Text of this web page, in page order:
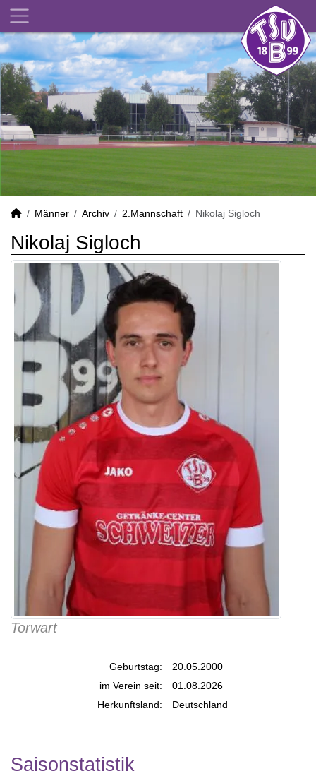
Männer Archiv 2.Mannschaft Nikolaj Sigloch
Nikolaj Sigloch
Torwart
Geburtstag:
20.05.2000
im Verein seit:
01.08.2026
Herkunftsland:
Deutschland
Saisonstatistik